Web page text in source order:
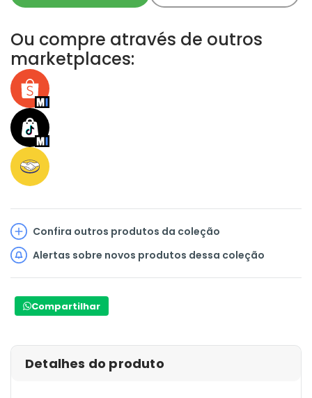
Ou compre através de outros
marketplaces:
Confira outros produtos da coleção
Alertas sobre novos produtos dessa coleção
Compartilhar
Detalhes do produto